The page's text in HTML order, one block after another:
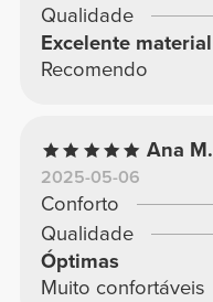
Qualidade
Excelente material
Recomendo
Ana M.
2025-05-06
Conforto
Qualidade
Óptimas
Muito confortáveis